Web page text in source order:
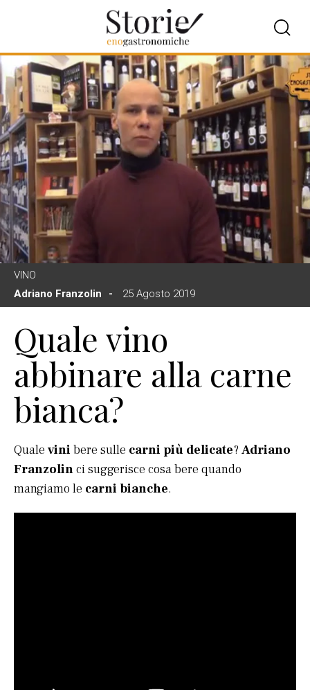
VINO
Adriano Franzolin
25 Agosto 2019
Quale vino
abbinare alla carne
bianca?
Quale vini bere sulle carni più delicate? Adriano
Franzolin ci suggerisce cosa bere quando
mangiamo le carni bianche.